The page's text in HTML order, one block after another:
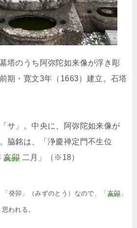
塔のうち阿弥陀如来像が浮き彫
期・寛文3年（1663）建立。石塔
サ」。中央に、阿弥陀如来像が
脇銘は、「浄慶禅定門不生位
亥卯 二月」（※18）
癸卯」（みずのとう）なので、「 亥卯 」
われる。